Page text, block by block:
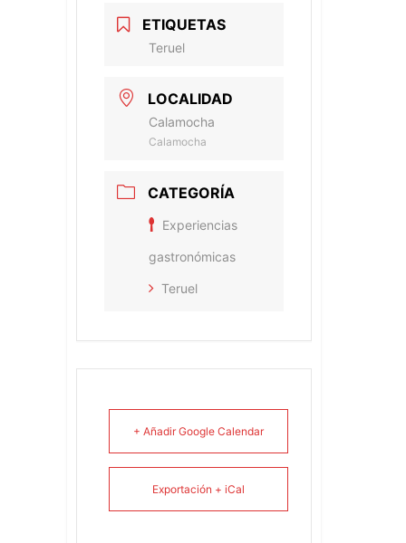
ETIQUETAS
Teruel
LOCALIDAD
Calamocha
Calamocha
CATEGORÍA
Experiencias
gastronómicas
Teruel
+ Añadir Google Calendar
Exportación + iCal